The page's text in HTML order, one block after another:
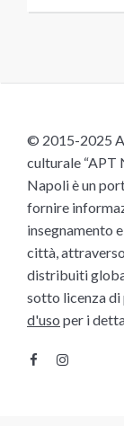
© 2015-2025
culturale “APT
Napoli è un
fornire
insegnamento
città,
distribuiti
sotto licenza
d'uso per i